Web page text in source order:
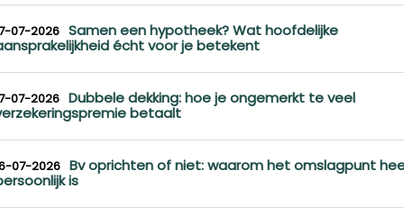
07-2026 Samen een hypotheek? Wat hoofdelijke
écht voor je betekent
07-2026 Dubbele dekking: hoe je ongemerkt te veel
betaalt
07-2026 Bv oprichten of niet: waarom het omslagpunt
is